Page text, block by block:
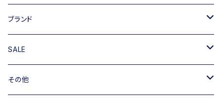
ショルダーバッグ
ハンドバッグ
ミニバッグ・クラッチバッグ
キャンバス
ブランド
TIPICURREN
M rose
SALE
バッグ
その他